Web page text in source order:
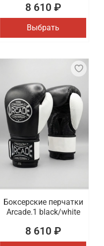
8 610 ₽
Выбрать
Боксерские перчатки
Arcade.1 black/white
8 610 ₽